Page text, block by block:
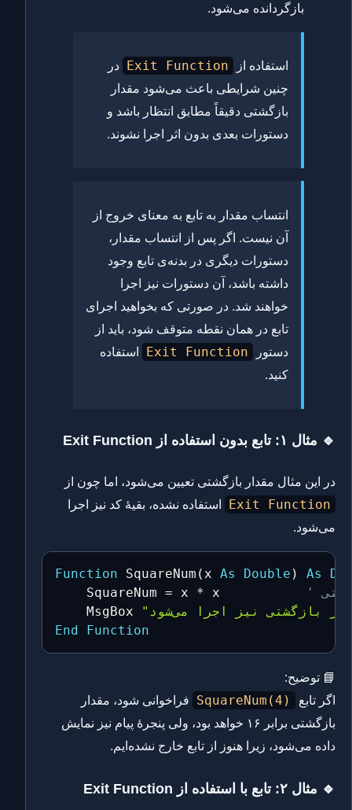
بازگردانده می‌شود.
استفاده از Exit Function
در
چنین شرایطی باعث می‌شود مقدار
بازگشتی دقیقاً مطابق انتظار باشد و
دستورات بعدی بدون اثر اجرا نشوند.
انتساب مقدار به تابع به معنای خروج از
آن نیست. اگر پس از انتساب مقدار،
دستورات دیگری در بدنه‌ی تابع وجود
داشته باشد، آن دستورات نیز اجرا
خواهند شد. در صورتی که بخواهید اجرای
تابع در همان نقطه متوقف شود، باید از
دستور
Exit Function
استفاده
کنید.
🔹 مثال ۱: تابع بدون استفاده از Exit Function
در این مثال مقدار بازگشتی تعیین می‌شود، اما چون از
Exit Function
استفاده نشده، بقیهٔ کد نیز اجرا
می‌شود.
Function SquareNum (x As Double ) As
    SquareNum
= x * x
    MsgBox
End
Function
📘 توضیح:
اگر تابع
SquareNum(4)
فراخوانی شود، مقدار
بازگشتی برابر ۱۶ خواهد بود، ولی پنجرهٔ پیام نیز نمایش
داده می‌شود، زیرا هنوز از تابع خارج نشده‌ایم.
🔹 مثال ۲: تابع با استفاده از Exit Function